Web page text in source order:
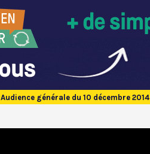
Audience générale du 10 décembre 2014